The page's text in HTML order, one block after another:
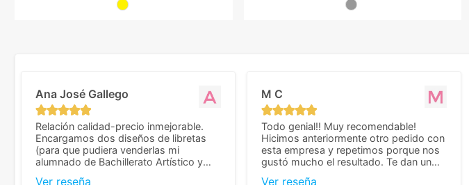
Ana José Gallego
Relación calidad-precio inmejorable.
Encargamos dos diseños de libretas
(para que pudiera venderlas mi
alumnado de Bachillerato Artístico y
Ver reseña
M C
Todo genial!! Muy recomendable!
Hicimos anteriormente otro pedido con
esta empresa y repetimos porque nos
gustó mucho el resultado. Te dan un
Ver reseña